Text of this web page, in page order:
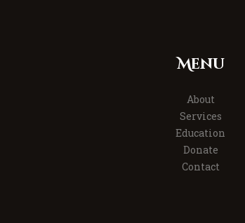
Menu
About
Services
Education
Donate
Contact